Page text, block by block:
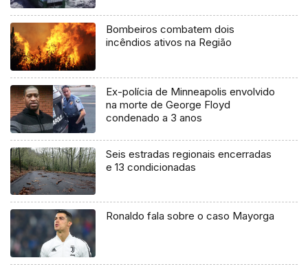
Bombeiros combatem dois
incêndios ativos na Região
Ex-polícia de Minneapolis envolvido
na morte de George Floyd
condenado a 3 anos
Seis estradas regionais encerradas
e 13 condicionadas
Ronaldo fala sobre o caso Mayorga